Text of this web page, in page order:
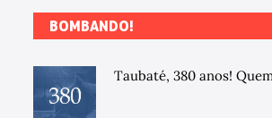
BOMBANDO!
Taubaté, 380 anos!